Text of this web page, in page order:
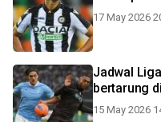
17 May 2026
Jadwal
bertarung
15 May 2026